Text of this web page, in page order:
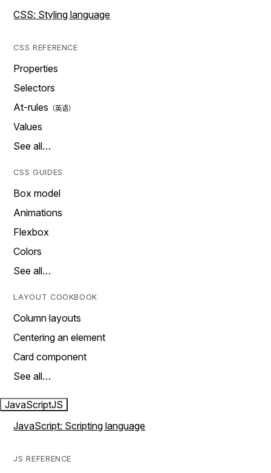
CSS: Styling language
CSS REFERENCE
Properties
Selectors
At-rules
Values
See all…
CSS GUIDES
Box model
Animations
Flexbox
Colors
See all…
LAYOUT COOKBOOK
Column layouts
Centering an element
Card component
See all…
JavaScriptJS
JavaScript: Scripting language
JS REFERENCE